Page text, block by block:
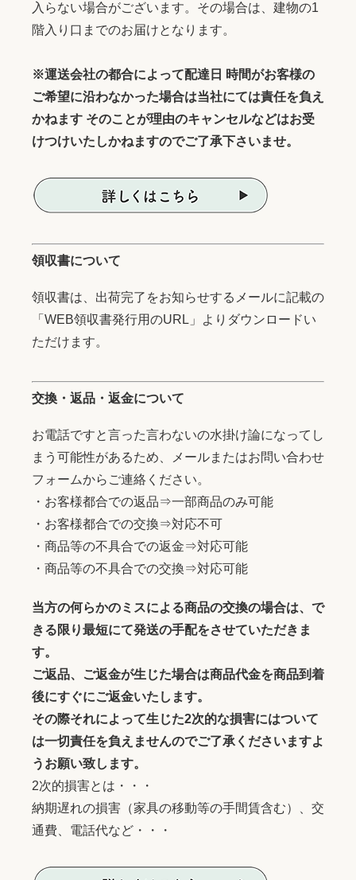
入らない場合がございます。その場合は、建物の1
階入り口までのお届けとなります。
※運送会社の都合によって配達日 時間がお客様の
ご希望に沿わなかった場合は当社にては責任を負え
かねます そのことが理由のキャンセルなどはお受
けつけいたしかねますのでご了承下さいませ。
領収書について
領収書は、出荷完了をお知らせするメールに記載の
「WEB領収書発行用のURL」よりダウンロードい
ただけます。
交換・返品・返金について
お電話ですと言った言わないの水掛け論になってし
まう可能性があるため、メールまたはお問い合わせ
フォームからご連絡ください。
・お客様都合での返品⇒一部商品のみ可能
・お客様都合での交換⇒対応不可
・商品等の不具合での返金⇒対応可能
・商品等の不具合での交換⇒対応可能
当方の何らかのミスによる商品の交換の場合は、で
きる限り最短にて発送の手配をさせていただきま
す。
ご返品、ご返金が生じた場合は商品代金を商品到着
後にすぐにご返金いたします。
その際それによって生じた2次的な損害にはついて
は一切責任を負えませんのでご了承くださいますよ
うお願い致します。
2次的損害とは・・・
納期遅れの損害（家具の移動等の手間賃含む）、交
通費、電話代など・・・